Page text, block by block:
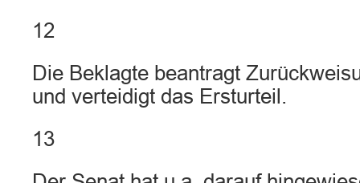
12
Die Beklagte beantragt
und verteidigt das Ersturteil.
13